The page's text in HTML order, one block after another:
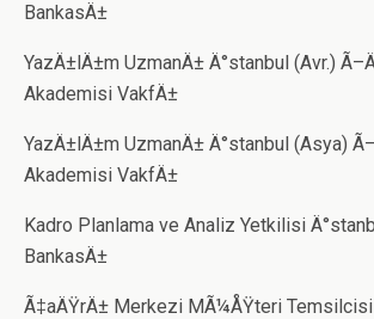
BankasÄ±
YazÄ±lÄ±m UzmanÄ± Ä°stanbul (Avr.)
Akademisi VakfÄ±
YazÄ±lÄ±m UzmanÄ± Ä°stanbul (Asya)
Akademisi VakfÄ±
Kadro Planlama ve Analiz Yetkilisi
BankasÄ±
Ã‡aÄŸrÄ± Merkezi MÃ¼ÅŸteri Temsilcisi